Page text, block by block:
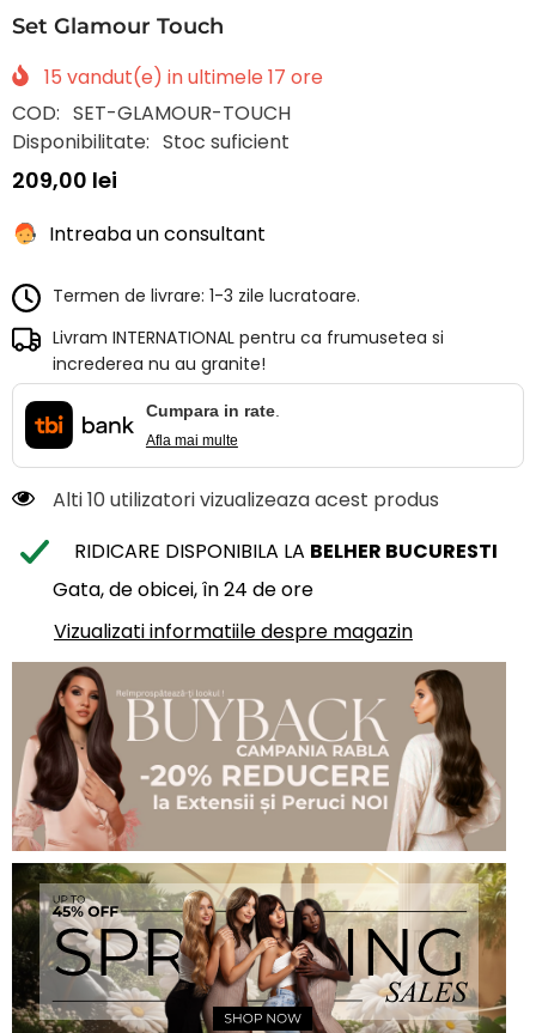
Set Glamour Touch
15 vandut(e) in ultimele 17 ore
COD: SET-GLAMOUR-TOUCH
Disponibilitate: Stoc suficient
209,00 lei
Intreaba un consultant
Termen de livrare: 1-3 zile lucratoare.
Livram INTERNATIONAL pentru ca frumusetea si
increderea nu au granite!
Cumpara in rate.
Afla mai multe
Alti 10 utilizatori vizualizeaza acest produs
RIDICARE DISPONIBILA LA BELHER BUCURESTI
Gata, de obicei, în 24 de ore
Vizualizati informatiile despre magazin